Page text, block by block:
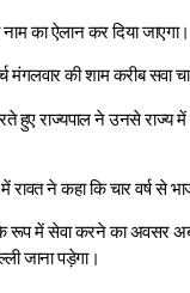
का ऐलान कर दिया जाएगा।
मंगलवार की शाम करीब सवा
हुए राज्यपाल ने उनसे
में रावत ने कहा कि चार वर्ष से
के रूप में सेवा करने का अवसर
जाना पड़ेगा।